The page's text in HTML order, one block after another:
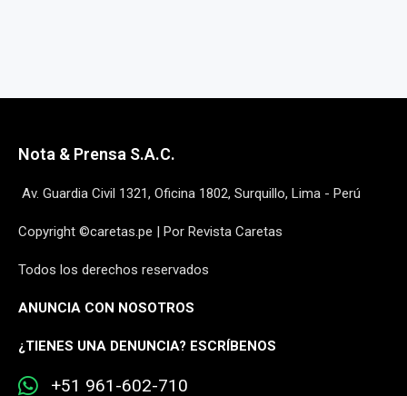
Nota & Prensa S.A.C.
Av. Guardia Civil 1321, Oficina 1802, Surquillo, Lima - Perú
Copyright ©caretas.pe | Por Revista Caretas
Todos los derechos reservados
ANUNCIA CON NOSOTROS
¿TIENES UNA DENUNCIA? ESCRÍBENOS
+51 961-602-710